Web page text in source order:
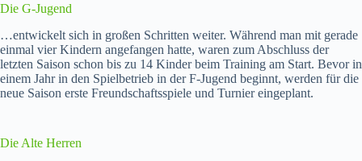
Die G-Jugend
…entwickelt sich in großen Schritten weiter. Während man mit gerade
einmal vier Kindern angefangen hatte, waren zum Abschluss der
letzten Saison schon bis zu 14 Kinder beim Training am Start. Bevor in
einem Jahr in den Spielbetrieb in der F-Jugend beginnt, werden für die
neue Saison erste Freundschaftsspiele und Turnier eingeplant.
Die Alte Herren